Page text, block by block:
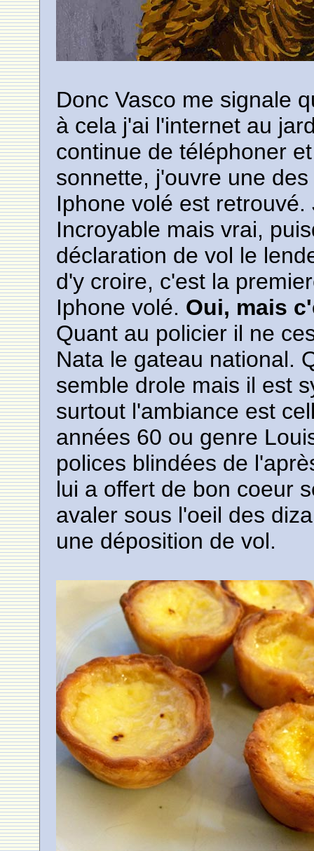
Donc Vasco me signale
à cela j'ai l'internet au
continue de téléphoner
sonnette, j'ouvre une
Iphone volé est
Incroyable mais vrai,
déclaration de vol le
d'y croire, c'est la
Iphone volé. Oui, mais
Quant au policier il ne
Nata le gateau national.
semble drole mais il est
surtout l'ambiance est
années 60 ou genre
polices blindées de
lui a offert de bon coeur
avaler sous l'oeil des
une déposition de vol.